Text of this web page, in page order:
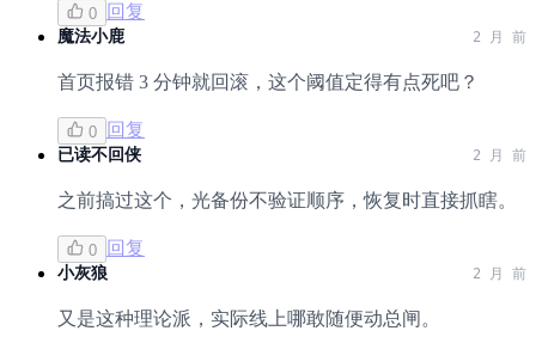
0 回复
魔法小鹿 2 月 前
首页报错 3 分钟就回滚，这个阈值定得有点死吧？
0 回复
已读不回侠 2 月 前
之前搞过这个，光备份不验证顺序，恢复时直接抓瞎。
0 回复
小灰狼 2 月 前
又是这种理论派，实际线上哪敢随便动总闸。